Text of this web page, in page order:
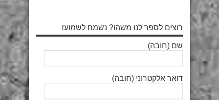
רוצים לספר לנו משהו? נשמח לשמוע!
שם (חובה)
דואר אלקטרוני (חובה)